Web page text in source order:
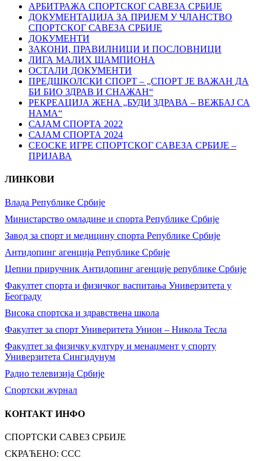
АРБИТРАЖА СПОРТСКОГ САВЕЗА СРБИЈЕ
ДОКУМЕНТАЦИЈА ЗА ПРИЈЕМ У ЧЛАНСТВО
СПОРТСКОГ САВЕЗА СРБИЈЕ
ДОКУМЕНТИ
ЗАКОНИ, ПРАВИЛНИЦИ И ПОСЛОВНИЦИ
ЛИГА МАЛИХ ШАМПИОНА
ОСТАЛИ ДОКУМЕНТИ
ПРЕДШКОЛСКИ СПОРТ – „СПОРТ ЈЕ ВАЖАН ДА
БИ БИО ЗДРАВ И СНАЖАН“
РЕКРЕАЦИЈА ЖЕНА „БУДИ ЗДРАВА – ВЕЖБАЈ СА
НАМА“
САЈАМ СПОРТА 2022
САЈАМ СПОРТА 2024
СЕОСКЕ ИГРЕ СПОРТСКОГ САВЕЗА СРБИЈЕ –
ПРИЈАВА
ЛИНКОВИ
Влада Републике Србије
Министарство омладине и спорта Републике Србије
Завод за спорт и медицину спорта Републике Србије
Антидопинг агенција Републике Србије
Џепни приручник Антидопинг агенције републике Србије
Факултет спорта и физичког васпитања Универзитета у
Београду
Висока спортска и здравствена школа
Факултет за спорт Универитета Унион – Никола Тесла
Факултет за физичку културу и менаџмент у спорту
Универзитета Сингидунум
Радио телевизија Србије
Спортски журнал
КОНТАКТ ИНФО
СПОРТСКИ САВЕЗ СРБИЈЕ
СКРАЋЕНО: ССС